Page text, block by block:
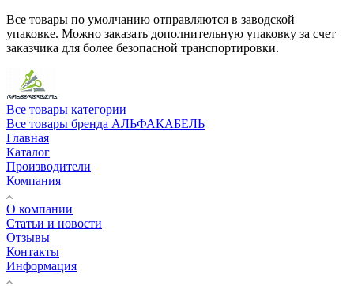
Все товары по умолчанию отправляются в заводской
упаковке. Можно заказать дополнительную упаковку за счет
заказчика для более безопасной транспортировки.
Все товары категории
Все товары бренда АЛЬФАКАБЕЛЬ
Главная
Каталог
Производители
Компания
О компании
Статьи и новости
Отзывы
Контакты
Информация